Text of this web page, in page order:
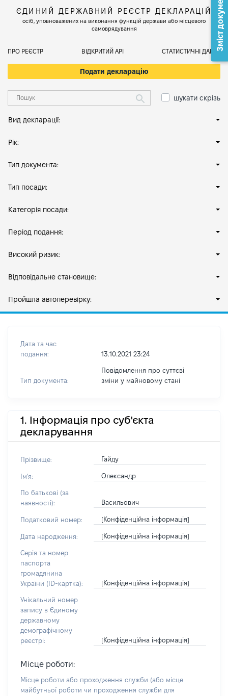
ЄДИНИЙ ДЕРЖАВНИЙ РЕЄСТР ДЕКЛАРАЦІЙ
осіб, уповноважених на виконання функцій держави або місцевого
самоврядування
ПРО РЕЄСТР ВІДКРИТИЙ АРІ СТАТИСТИЧНІ ДАНІ
Подати декларацію
шукати скрізь
Вид декларації:
Рік:
Тип документа:
Тип посади:
Категорія посади:
Період подання:
Високий ризик:
Відповідальне становище:
Пройшла автоперевірку:
Дата та час
подання:
13.10.2021 23:24
Тип документа:
Повідомлення про суттєві
зміни y майновому стані
1. Інформація про суб'єкта
декларування
Прізвище: Гайду
Ім'я: Олександр
По батькові (за
наявності):
Васильович
Податковий номер: [Конфіденційна інформація]
Дата народження: [Конфіденційна інформація]
Серія та номер
паспорта
громадянина
України (ID-картка):
[Конфіденційна інформація]
Унікальний номер
запису в Єдиному
державному
демографічному
реєстрі:
[Конфіденційна інформація]
Місце роботи:
Місце роботи або проходження служби (або місце
майбутньої роботи чи проходження служби для
Зміст документа